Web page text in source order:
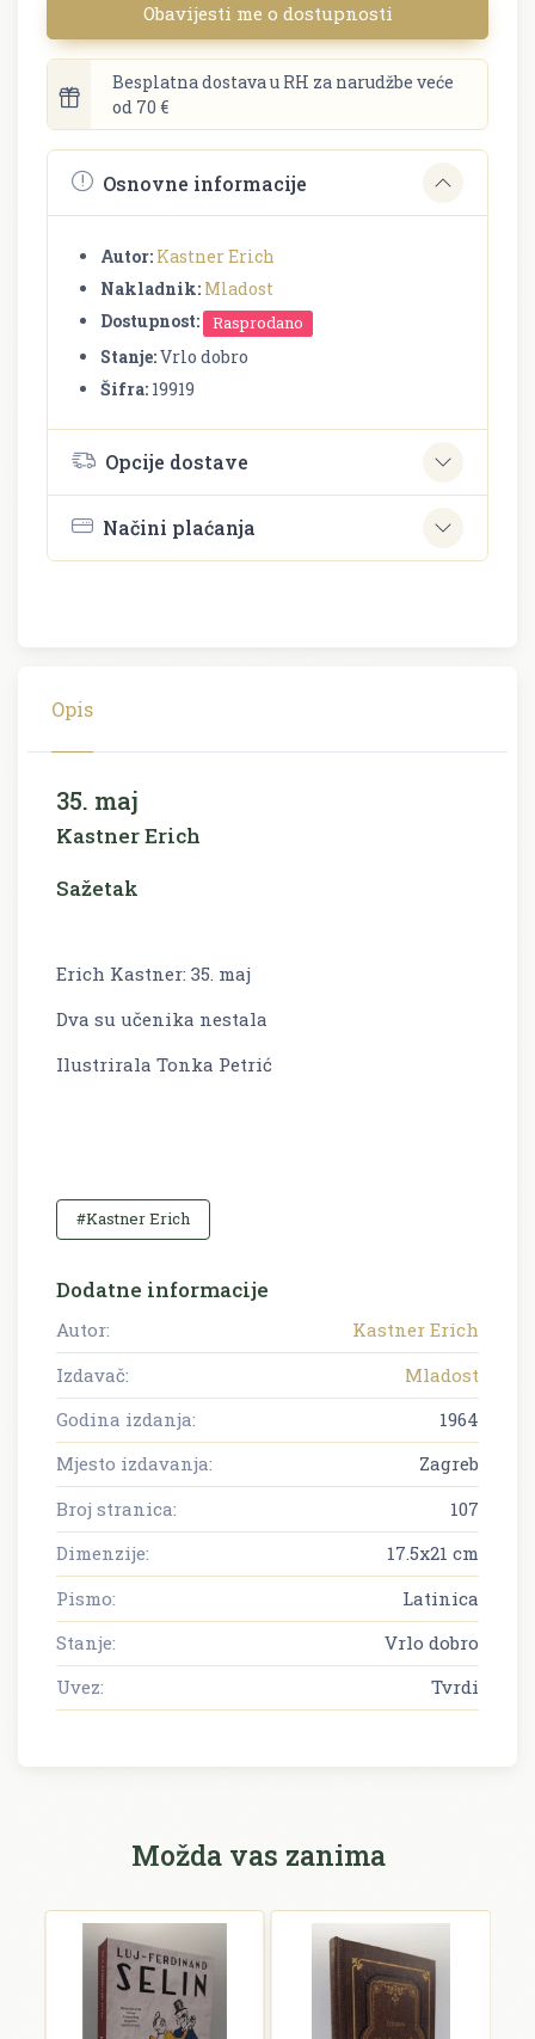
Obavijesti me o dostupnosti
Besplatna dostava u RH za narudžbe veće
od 70 €
Osnovne informacije
Autor: Kastner Erich
Nakladnik: Mladost
Dostupnost:
Rasprodano
Stanje:Vrlo dobro
Šifra: 19919
Opcije dostave
Načini plaćanja
Opis
35. maj
Kastner Erich
Sažetak
Erich Kastner: 35. maj
Dva su učenika nestala
Ilustrirala Tonka Petrić
#Kastner Erich
Dodatne informacije
Autor:
Kastner Erich
Izdavač:
Mladost
Godina izdanja:
1964
Mjesto izdavanja:
Zagreb
Broj stranica:
107
Dimenzije:
17.5x21 cm
Pismo:
Latinica
Stanje:
Vrlo dobro
Uvez:
Tvrdi
Možda vas zanima